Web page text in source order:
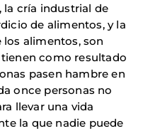
cría industrial de
de alimentos, y la
alimentos, son
como resultado
pasen hambre en
once personas no
llevar una vida
la que nadie puede